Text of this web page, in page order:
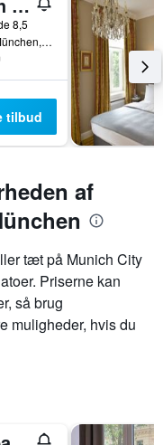
8,5
Senefelderstr. 5, München, Bayern, Tyskland
tilbud
af
tæt på Munich City
Priserne kan
så brug
muligheder, hvis du